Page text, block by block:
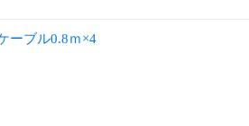
ーブル0.8ｍ×4